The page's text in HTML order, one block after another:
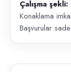
Çalışma şekli:
Konaklama
Başvurular